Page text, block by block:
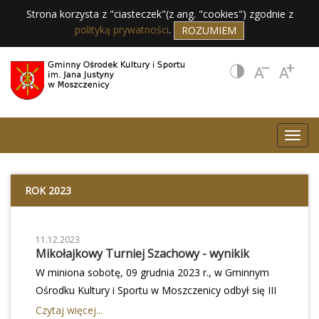
Strona korzysta z "ciasteczek"(z ang. "cookies") zgodnie z
polityką prywatności. ROZUMIEM
ROK 2023
11.12.2023
Mikołajkowy Turniej Szachowy - wynikik
W miniona sobotę, 09 grudnia 2023 r., w Gminnym
Ośrodku Kultury i Sportu w Moszczenicy odbył się III
Mikołajkowy Turniej Szachowy o puchar Wójta
Czytaj więcej...